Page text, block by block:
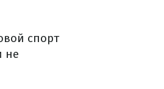
спорт
не